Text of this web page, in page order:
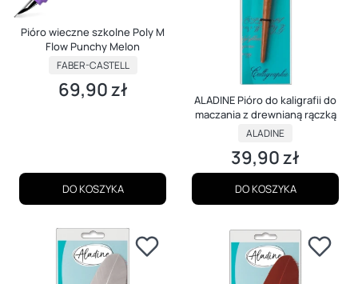
Pióro wieczne szkolne Poly M
Flow Punchy Melon
PRODUCENT
FABER-CASTELL
Cena
69,90 zł
DO KOSZYKA
ALADINE Pióro do kaligrafii do
maczania z drewnianą rączką
PRODUCENT
ALADINE
Cena
39,90 zł
DO KOSZYKA